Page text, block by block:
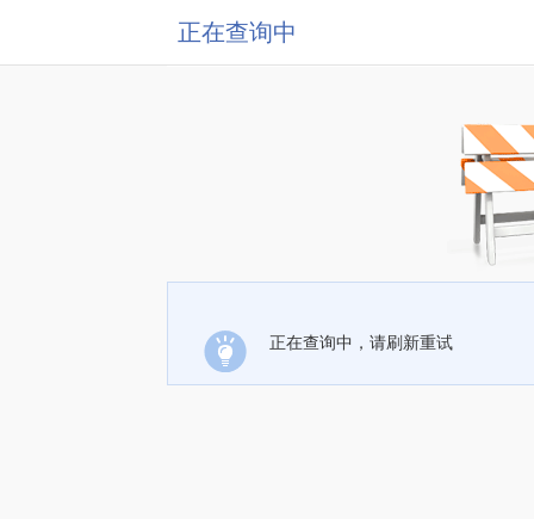
正在查询中
正在查询中，请刷新重试